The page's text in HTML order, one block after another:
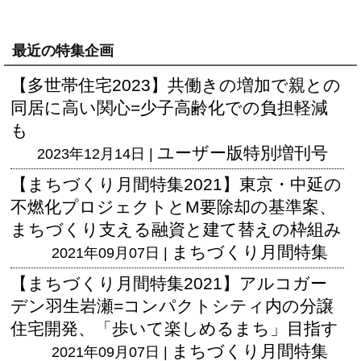
最近の特集企画
【多世帯住宅2023】共働きの増加で親との
同居に高い関心=少子高齢化での負担軽減
も
2023年12月14日 | ユーザー版特別増刊号
【まちづくり月間特集2021】東京・中延の
不燃化プロジェクトとM要除却の基準案、
まちづくり支える融資と建て替えの枠組み
2021年09月07日 | まちづくり月間特集
【まちづくり月間特集2021】アルコガー
デン羽生岩瀬=コンパクトシティ内の分譲
住宅開発、「歩いて楽しめるまち」目指す
2021年09月07日 | まちづくり月間特集